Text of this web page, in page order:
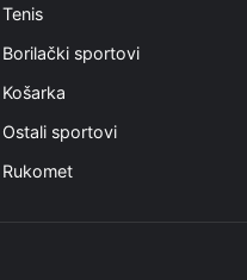
Tenis
Borilački sportovi
Košarka
Ostali sportovi
Rukomet